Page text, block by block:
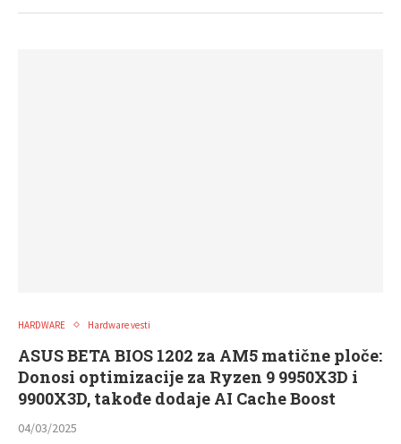
HARDWARE Hardware vesti
ASUS BETA BIOS 1202 za AM5 matične ploče:
Donosi optimizacije za Ryzen 9 9950X3D i
9900X3D, takođe dodaje AI Cache Boost
04/03/2025